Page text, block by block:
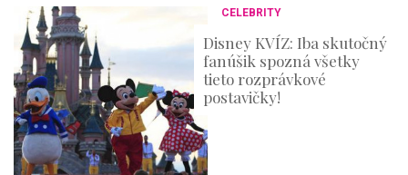
CELEBRITY
Disney KVÍZ: Iba skutočný
fanúšik spozná všetky
tieto rozprávkové
postavičky!